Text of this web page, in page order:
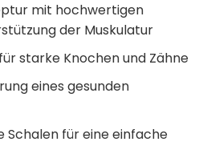
mit hochwertigen
der Muskulatur
starke Knochen und Zähne
eines gesunden
für eine einfache